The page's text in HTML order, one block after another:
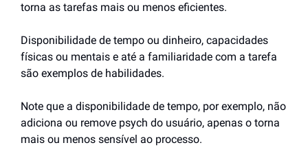
torna as tarefas mais ou menos eficientes.
Disponibilidade de tempo ou dinheiro, capacidades
físicas ou mentais e até a familiaridade com a tarefa
são exemplos de habilidades.
Note que a disponibilidade de tempo, por exemplo, não
adiciona ou remove psych do usuário, apenas o torna
mais ou menos sensível ao processo.